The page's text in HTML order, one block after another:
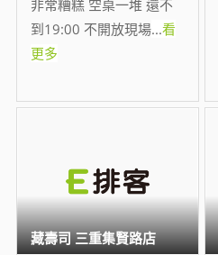
非常糟糕 空桌一堆 還不
到19:00 不開放現場...看
更多
藏壽司 三重集賢路店